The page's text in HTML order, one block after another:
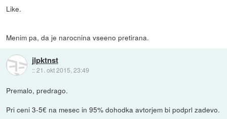
Like.
Menim pa, da je narocnina vseeno pretirana.
jlpktnst
::21. okt 2015, 23:49
Premalo, predrago.
Pri ceni 3-5€ na mesec in 95% dohodka avtorjem bi podprl zadevo.